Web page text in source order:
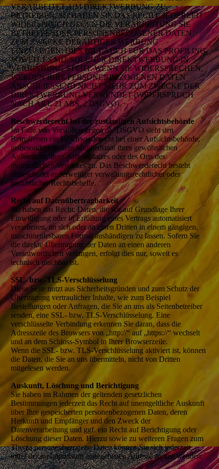
VERARBEITET, UM DIREKTWERBUNG ZU
BETREIBEN, SO HABEN SIE DAS RECHT, JEDERZEIT
WIDERSPRUCH GEGEN DIE VERARBEITUNG SIE
BETREFFENDER PERSONENBEZOGENER DATEN
ZUM ZWECKE DERARTIGER WERBUNG
EINZULEGEN; DIES GILT AUCH FÜR DAS PROFILING,
SOWEIT ES MIT SOLCHER DIREKTWERBUNG IN
VERBINDUNG STEHT. WENN SIE WIDERSPRECHEN,
WERDEN IHRE PERSONENBEZOGENEN DATEN
ANSCHLIESSEND NICHT MEHR ZUM ZWECKE DER
DIREKTWERBUNG VERWENDET (WIDERSPRUCH
NACH ART. 21 ABS. 2 DSGVO).
Beschwerderecht bei der zuständigen Aufsichtsbehörde
Im Falle von Verstößen gegen die DSGVO steht den
Betroffenen ein Beschwerderecht bei einer Aufsichtsbehörde,
insbesondere in dem Mitgliedstaat ihres gewöhnlichen
Aufenthalts, ihres Arbeitsplatzes oder des Orts des
mutmaßlichen Verstoßes zu. Das Beschwerderecht besteht
unbeschadet anderweitiger verwaltungsrechtlicher oder
gerichtlicher Rechtsbehelfe.
Recht auf Datenübertragbarkeit
Sie haben das Recht, Daten, die wir auf Grundlage Ihrer
Einwilligung oder in Erfüllung eines Vertrags automatisiert
verarbeiten, an sich oder an einen Dritten in einem gängigen,
maschinenlesbaren Format aushändigen zu lassen. Sofern Sie
die direkte Übertragung der Daten an einen anderen
Verantwortlichen verlangen, erfolgt dies nur, soweit es
technisch machbar ist.
SSL- bzw. TLS-Verschlüsselung
Diese Seite nutzt aus Sicherheitsgründen und zum Schutz der
Übertragung vertraulicher Inhalte, wie zum Beispiel
Bestellungen oder Anfragen, die Sie an uns als Seitenbetreiber
senden, eine SSL- bzw. TLS-Verschlüsselung. Eine
verschlüsselte Verbindung erkennen Sie daran, dass die
Adresszeile des Browsers von „http://“ auf „https://“ wechselt
und an dem Schloss-Symbol in Ihrer Browserzeile.
Wenn die SSL- bzw. TLS-Verschlüsselung aktiviert ist, können
die Daten, die Sie an uns übermitteln, nicht von Dritten
mitgelesen werden.
Auskunft, Löschung und Berichtigung
Sie haben im Rahmen der geltenden gesetzlichen
Bestimmungen jederzeit das Recht auf unentgeltliche Auskunft
über Ihre gespeicherten personenbezogenen Daten, deren
Herkunft und Empfänger und den Zweck der
Datenverarbeitung und ggf. ein Recht auf Berichtigung oder
Löschung dieser Daten. Hierzu sowie zu weiteren Fragen zum
Thema personenbezogene Daten können Sie sich jederzeit
unter der im Impressum angegebenen Adresse an uns wenden.